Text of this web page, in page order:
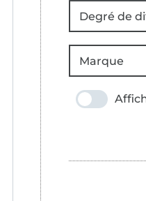
Degré de
Marque